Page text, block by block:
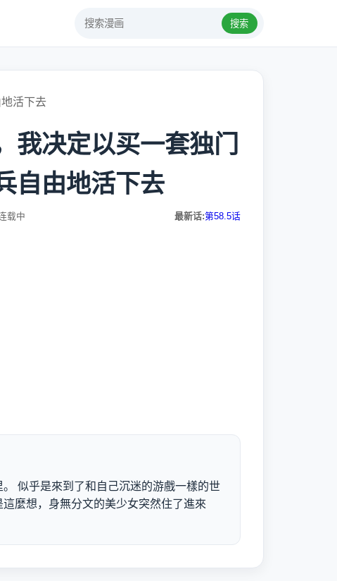
搜索
活下去
我决定以买一套独门
自由地活下去
载中 最新话:第58.5话
似乎是來到了和自己沉迷的游戲一樣的世
麼想，身無分文的美少女突然住了進來